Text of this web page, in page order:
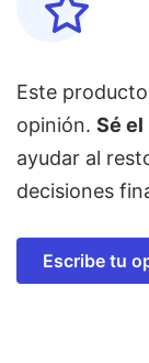
Este
opinión. Sé
ayudar al
decisiones
Escribe tu